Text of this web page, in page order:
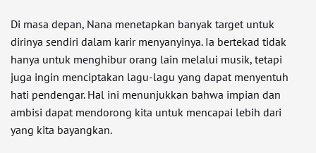
Di masa depan, Nana menetapkan banyak target untuk
dirinya sendiri dalam karir menyanyinya. Ia bertekad tidak
hanya untuk menghibur orang lain melalui musik, tetapi
juga ingin menciptakan lagu-lagu yang dapat menyentuh
hati pendengar. Hal ini menunjukkan bahwa impian dan
ambisi dapat mendorong kita untuk mencapai lebih dari
yang kita bayangkan.